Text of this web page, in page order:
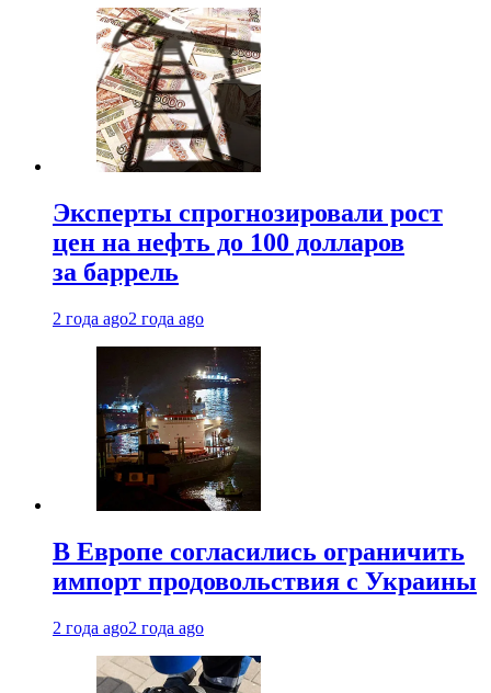
Эксперты спрогнозировали рост
цен на нефть до 100 долларов
за баррель
2 года ago2 года ago
В Европе согласились ограничить
импорт продовольствия с Украины
2 года ago2 года ago